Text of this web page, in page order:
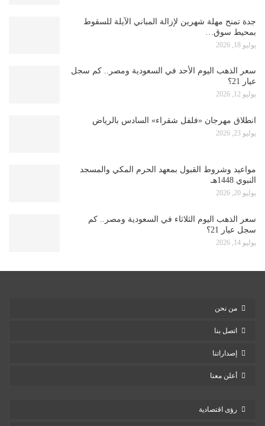
جدة تمنح مهلة شهرين لإزالة المباني الآيلة للسقوط
بمحيط سوق…
يوليو 18, 2026
سعر الذهب اليوم الأحد في السعودية ومصر.. كم سجل
عيار 21؟
يوليو 12, 2026
انطلاق مهرجان «فلفل شقراء» السادس بالرياض
يوليو 23, 2026
مواعيد وشروط القبول بمعهد الحرم المكي والمسجد
النبوي 1448هـ
يوليو 20, 2026
سعر الذهب اليوم الثلاثاء في السعودية ومصر.. كم
سجل عيار 21؟
يوليو 14, 2026
من نحن
اتصل بنا
إصداراتنا
أعلن معنا
رؤى اقتصادية